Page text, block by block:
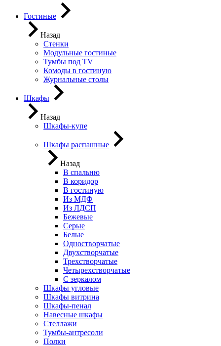
Гостиные
Назад
Стенки
Модульные гостиные
Тумбы под ТV
Комоды в гостиную
Журнальные столы
Шкафы
Назад
Шкафы-купе
Шкафы распашные
Назад
В спальню
В коридор
В гостиную
Из МДФ
Из ЛДСП
Бежевые
Серые
Белые
Одностворчатые
Двухстворчатые
Трехстворчатые
Четырехстворчатые
С зеркалом
Шкафы угловые
Шкафы витрина
Шкафы-пенал
Навесные шкафы
Стеллажи
Тумбы-антресоли
Полки